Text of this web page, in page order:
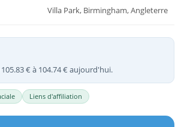
Villa Park, Birmingham, Angleterre
€ à 104.74 € aujourd'hui.
Liens d'affiliation